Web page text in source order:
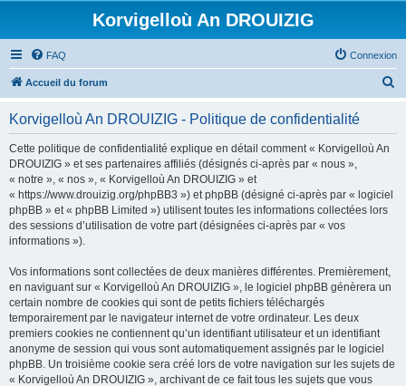
Korvigelloù An DROUIZIG
FAQ Connexion
Accueil du forum
Korvigelloù An DROUIZIG - Politique de confidentialité
Cette politique de confidentialité explique en détail comment « Korvigelloù An
DROUIZIG » et ses partenaires affiliés (désignés ci-après par « nous »,
« notre », « nos », « Korvigelloù An DROUIZIG » et
« https://www.drouizig.org/phpBB3 ») et phpBB (désigné ci-après par « logiciel
phpBB » et « phpBB Limited ») utilisent toutes les informations collectées lors
des sessions d’utilisation de votre part (désignées ci-après par « vos
informations »).
Vos informations sont collectées de deux manières différentes. Premièrement,
en naviguant sur « Korvigelloù An DROUIZIG », le logiciel phpBB génèrera un
certain nombre de cookies qui sont de petits fichiers téléchargés
temporairement par le navigateur internet de votre ordinateur. Les deux
premiers cookies ne contiennent qu’un identifiant utilisateur et un identifiant
anonyme de session qui vous sont automatiquement assignés par le logiciel
phpBB. Un troisième cookie sera créé lors de votre navigation sur les sujets de
« Korvigelloù An DROUIZIG », archivant de ce fait tous les sujets que vous